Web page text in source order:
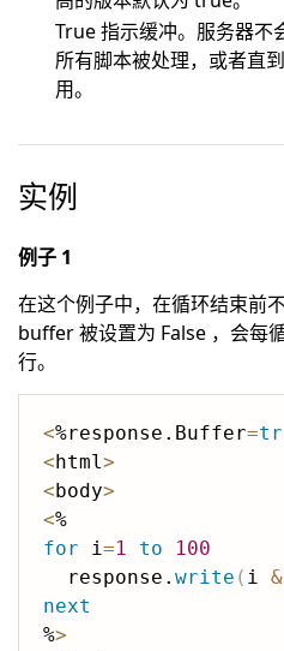
True 指示缓冲。服务器不
所有脚本被处理，或者直
用。
实例
例子 1
在这个例子中，在循环结束前
buffer 被设置为 False ，会每
行。
<%response.Buffer=
<html>
<body>
<
for i=1 to
100
  response.
write ( i &
next
%>